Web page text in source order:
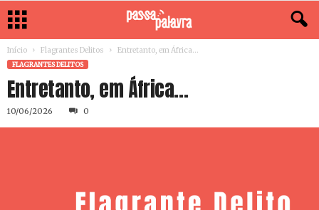
Início Flagrantes Delitos Entretanto, em África…
FLAGRANTES DELITOS
Entretanto, em África…
10/06/2026 0